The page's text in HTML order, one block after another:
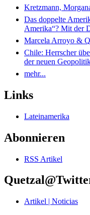
Kretzmann,
Das doppelte
Amerika“? Mit der
Marcela Arroyo &
Chile: Herrscher
der neuen
mehr...
Links
Lateinamerika
Abonnieren
RSS Artikel
Artikel | Noticias